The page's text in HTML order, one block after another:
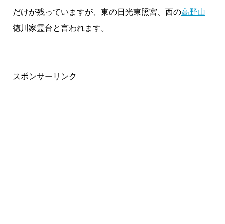
だけが残っていますが、東の日光東照宮、西の高野山
徳川家霊台と言われます。
スポンサーリンク